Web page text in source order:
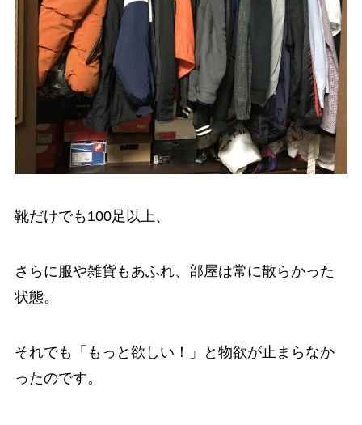
靴だけでも100足以上、
さらに服や雑貨もあふれ、部屋は常に散らかった
状態。
それでも「もっと欲しい！」と物欲が止まらなか
ったのです。